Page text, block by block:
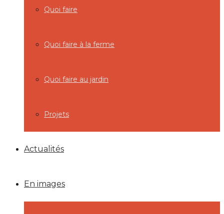
Quoi faire
Quoi faire à la ferme
Quoi faire au jardin
Projets
Actualités
En images